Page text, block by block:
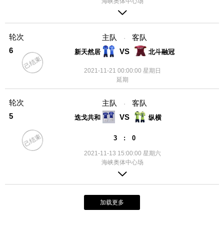
轮次
6
主队 · 客队
新天然居 VS 北斗融冠
2021-11-21 00:00:00 星期日
延期
己结束
轮次
5
主队 · 客队
迭戈共和 VS 纵横
3 : 0
2021-11-13 15:00:00 星期六
海峡奥体中心场
己结束
加载更多